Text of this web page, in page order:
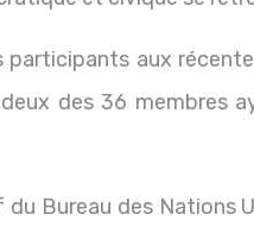
participants aux
des 36 membres
Bureau des Nations